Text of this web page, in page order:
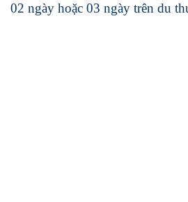
02 ngày hoặc 03 ngày trên du